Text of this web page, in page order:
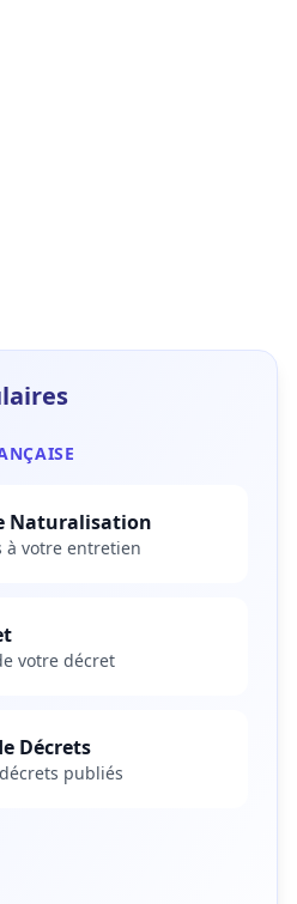
Naturalisation
à votre entretien
votre décret
Décrets
publiés